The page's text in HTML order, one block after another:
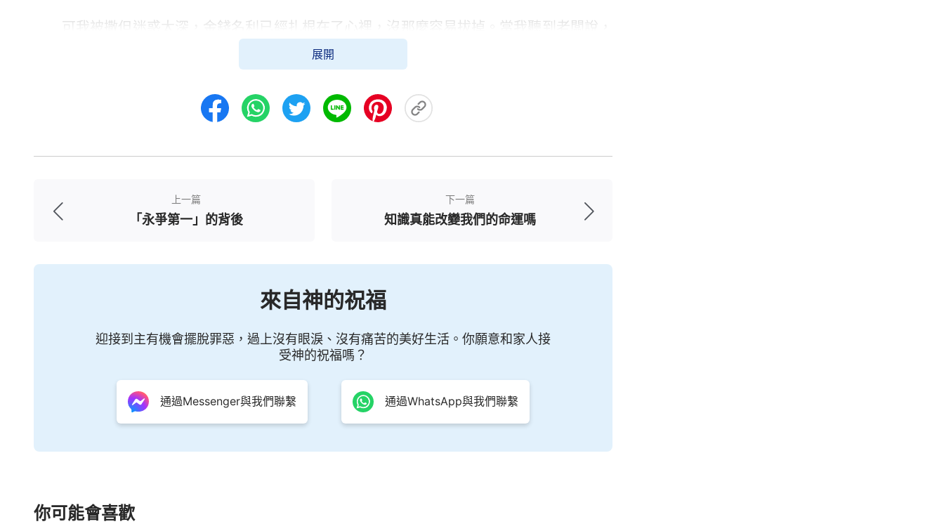
可我被撒但迷惑太深，金錢名利已經扎根在了心裡，沒那麼容易拔掉。當我聽到老闆說，
他們一家打拼15年就賺了500萬美金，前不久他又買了一棟豪華別墅時，我的心久久不能平
的餐館我就不用再看別人的臉色了。不知不覺中，我又拼命掙錢，再次過上了用命換錢的生
影，我看到主人公為了追求金錢到日本打工，不顧自己的身體，結果錢沒賺到還住進了醫
院……我感嘆著：這簡直就是我的真實寫照！正如電影中的一段神的話說：「人一生都在追求
地活着，就會免去一死，但是當死亡臨近的時候，人才發現：金錢與名利離人是那麽遥遠，而
人在死亡面前是如此的軟弱無力，如此的不堪一擊，人在死亡面前是如此的孤獨、無依無靠，
亡面前都是一樣的貧窮與渺小，金錢不能買來生命，名利不能免去人一死，無論是金錢還是名
主人公的認識也讓我感同身受：「撒但利用金錢和名利捆綁人、控制人，但因人識不破撒
但的詭計，也看不透金錢、名利是撒但苦害人的手段，因而都深陷在這個漩渦中不能自拔，身
不由己地被撒但愚弄、殘害。」是啊，因我看不透撒但的詭計、手段，只能身不由己地被撒但
我甘願透支健康，可現在，原本正值壯年的我卻病不離身，藥不離口，活得這麼痛苦，又有什
展開
上一篇
「永爭第一」的背後
下一篇
知識真能改變我們的命運嗎
來自神的祝福
迎接到主有機會擺脫罪惡，過上沒有眼淚、沒有痛苦的美好生活。你願意和家人接
受神的祝福嗎？
通過Messenger與我們聯繫 通過WhatsApp與我們聯繫
你可能會喜歡